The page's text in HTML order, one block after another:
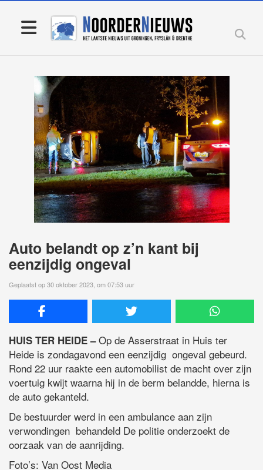
Auto belandt op z’n kant bij
eenzijdig ongeval
Geplaatst op 30 oktober 2023, om 07:53 uur
HUIS TER HEIDE –Op de Asserstraat in Huis ter
Heide is zondagavond een eenzijdig ongeval gebeurd.
Rond 22 uur raakte een automobilist de macht over zijn
voertuig kwijt waarna hij in de berm belandde, hierna is
de auto gekanteld.
De bestuurder werd in een ambulance aan zijn
verwondingen behandeld De politie onderzoekt de
oorzaak van de aanrijding.
Foto’s: Van Oost Media